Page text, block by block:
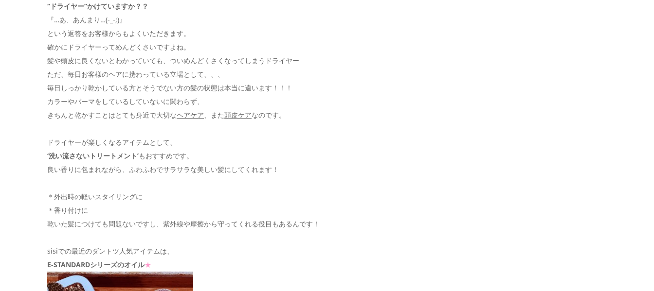
“ドライヤー”かけていますか？？
『…あ、あんまり…(-_-;)』
という返答をお客様からもよくいただきます。
確かにドライヤーってめんどくさいですよね。
髪や頭皮に良くないとわかっていても、ついめんどくさくなってしまうドライヤー
ただ、毎日お客様のヘアに携わっている立場として、、、
毎日しっかり乾かしている方とそうでない方の髪の状態は本当に違います！！！
カラーやパーマをしているしていないに関わらず、
きちんと乾かすことはとても身近で大切なヘアケア 、また頭皮ケアなのです。
ドライヤーが楽しくなるアイテムとして、
‘洗い流さないトリートメント’もおすすめです。
良い香りに包まれながら、ふわふわでサラサラな美しい髪にしてくれます！
＊外出時の軽いスタイリングに
＊香り付けに
乾いた髪につけても問題ないですし、紫外線や摩擦から守ってくれる役目もあるんです！
sisiでの最近のダントツ人気アイテムは、
E-STANDARDシリーズのオイル★